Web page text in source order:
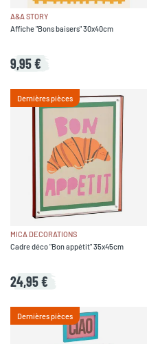
A&A STORY
Affiche "Bons baisers" 30x40cm
9,95 €
Dernières pièces
MICA DECORATIONS
Cadre déco "Bon appétit" 35x45cm
24,95 €
Dernières pièces